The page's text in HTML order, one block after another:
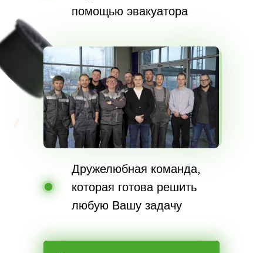
помощью эвакуатора
Дружелюбная команда,
которая готова решить
любую Вашу задачу